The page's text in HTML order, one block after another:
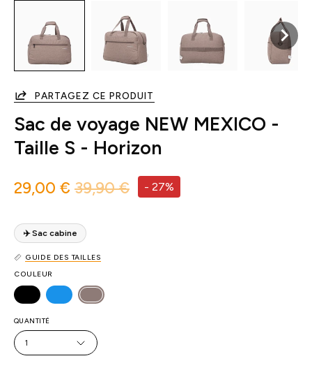
PARTAGEZ CE PRODUIT
Sac de voyage NEW MEXICO -
Taille S - Horizon
29,00 € 39,90 € - 27%
✈️ Sac cabine
GUIDE DES TAILLES
COULEUR
QUANTITÉ
1